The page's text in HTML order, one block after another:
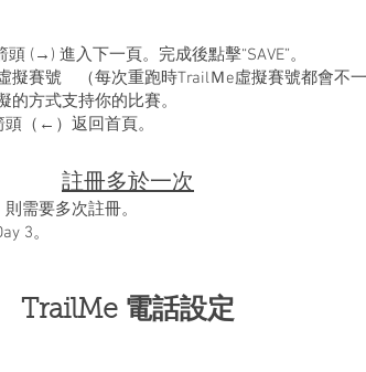
(→) 進入下一頁。完成後點擊“SAVE”。
擬賽號 （每次重跑時TrailＭe虛擬賽號都會不
方式支持你的比賽。
頭（←）返回首頁。
註冊多於一次
則需要多次註冊。
3。
TrailMe 電話設定